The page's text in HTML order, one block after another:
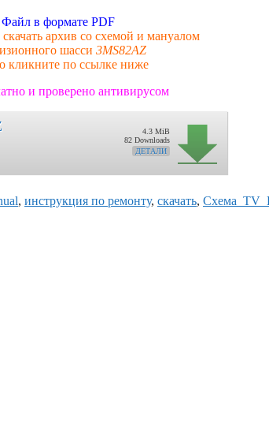
Файл в формате PDF
архив со схемой и мануалом
шасси 3MS82AZ
кликните по ссылке ниже
и проверено антивирусом
4.3 MiB
82 Downloads
ДЕТАЛИ
, инструкция по ремонту, скачать,